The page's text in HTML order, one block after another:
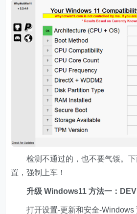
检测不通过的，也不要气馁。下
置，强制上车！
升级 Windows11 方法一：DEV
打开设置-更新和安全-Windows